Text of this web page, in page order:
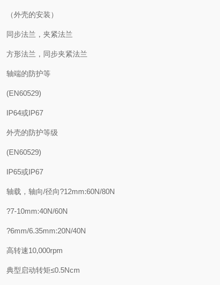
（外壳的安装）
同步法兰，夹紧法兰
方形法兰，同步夹紧法兰
轴端的防护等
(EN60529)
IP64或IP67
外壳的防护等级
(EN60529)
IP65或IP67
轴载，轴向/径向?12mm:60N/80N
?7-10mm:40N/60N
?6mm/6.35mm:20N/40N
高转速10,000rpm
典型启动转矩≤0.5Ncm